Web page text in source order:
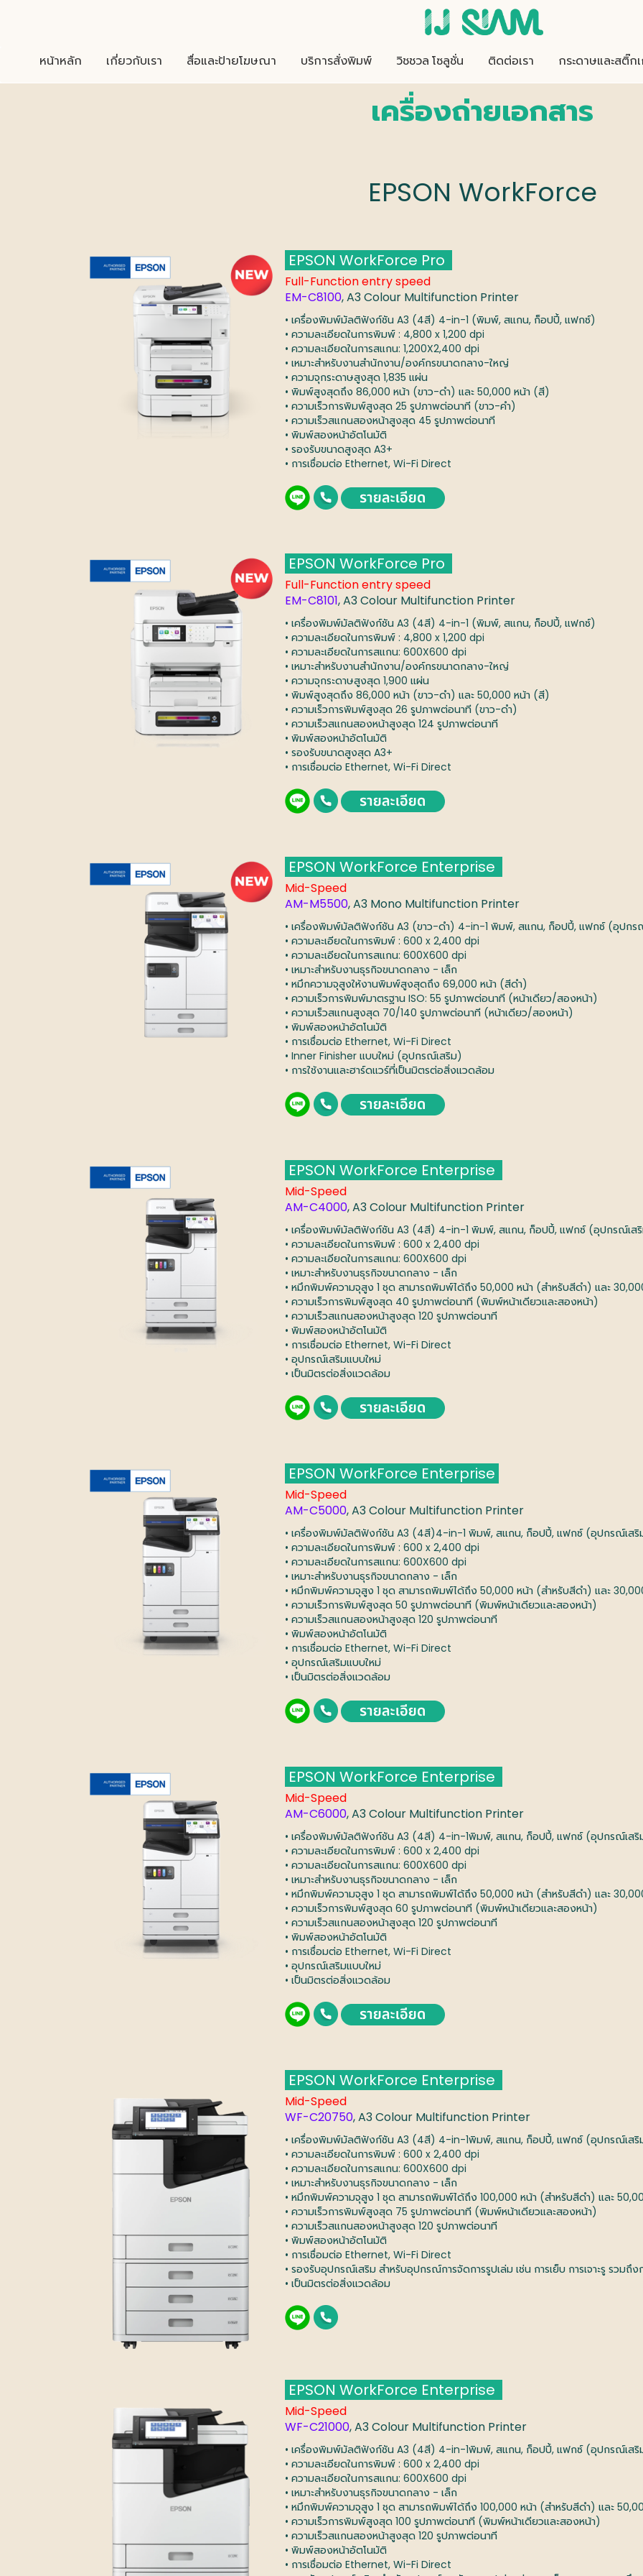
หน้าหลัก เกี่ยวกับเรา สื่อและป้ายโฆษณา บริการสั่งพิมพ์ วิชชวล โซลูชั่น ติดต่อเรา กระดาษและสติ๊ก
เครื่องถ่ายเอกสาร
EPSON WorkForce
EPSON WorkForce Pro
Full-Function entry speed
EM-C8100, A3 Colour Multifunction Printer
• เครื่องพิมพ์มัลติฟังก์ชัน A3 (4สี) 4-in-1 (พิมพ์, สแกน, ก็อปปี้, แฟกซ์)
• ความละเอียดในการพิมพ์ : 4,800 x 1,200 dpi
• ความละเอียดในการสแกน: 1,200X2,400 dpi
• เหมาะสำหรับงานสำนักงาน/องค์กรขนาดกลาง-ใหญ่
• ความจุกระดาษสูงสุด 1,835 แผ่น
• พิมพ์สูงสุดถึง 86,000 หน้า (ขาว-ดำ) และ 50,000 หน้า (สี)
• ความเร็วการพิมพ์สูงสุด 25 รูปภาพต่อนาที (ขาว-คำ)
• ความเร็วสแกนสองหน้าสูงสุด 45 รูปภาพต่อนาที
• พิมพ์สองหน้าอัตโนมัติ
• รองรับขนาดสูงสุด A3+
• การเชื่อมต่อ Ethernet, Wi-Fi Direct
EPSON WorkForce Pro
Full-Function entry speed
EM-C8101, A3 Colour Multifunction Printer
• เครื่องพิมพ์มัลติฟังก์ชัน A3 (4สี) 4-in-1 (พิมพ์, สแกน, ก็อปปี้, แฟกซ์)
• ความละเอียดในการพิมพ์ : 4,800 x 1,200 dpi
• ความละเอียดในการสแกน: 600X600 dpi
• เหมาะสำหรับงานสำนักงาน/องค์กรขนาดกลาง-ใหญ่
• ความจุกระดาษสูงสุด 1,900 แผ่น
• พิมพ์สูงสุดถึง 86,000 หน้า (ขาว-ดำ) และ 50,000 หน้า (สี)
• ความเร็วการพิมพ์สูงสุด 26 รูปภาพต่อนาที (ขาว-ดำ)
• ความเร็วสแกนสองหน้าสูงสุด 124 รูปภาพต่อนาที
• พิมพ์สองหน้าอัตโนมัติ
• รองรับขนาดสูงสุด A3+
• การเชื่อมต่อ Ethernet, Wi-Fi Direct
EPSON WorkForce Enterprise
Mid-Speed
AM-M5500, A3 Mono Multifunction Printer
• เครื่องพิมพ์มัลติฟังก์ชัน A3 (ขาว-ดำ) 4-in-1 พิมพ์, สแกน, ก็อปปี้, แฟกซ์ (อุปกร
• ความละเอียดในการพิมพ์ : 600 x 2,400 dpi
• ความละเอียดในการสแกน: 600X600 dpi
• เหมาะสำหรับงานธุรกิจขนาดกลาง - เล็ก
• หมึกความจุสูงให้งานพิมพ์สูงสุดถึง 69,000 หน้า (สีดำ)
• ความเร็วการพิมพ์มาตรฐาน ISO: 55 รูปภาพต่อนาที (หน้าเดียว/สองหน้า)
• ความเร็วสแกนสูงสุด 70/140 รูปภาพต่อนาที (หน้าเดียว/สองหน้า)
• พิมพ์สองหน้าอัตโนมัติ
• การเชื่อมต่อ Ethernet, Wi-Fi Direct
• Inner Finisher แบบใหม่ (อุปกรณ์เสริม)
• การใช้งานและฮาร์ดแวร์ที่เป็นมิตรต่อสิ่งแวดล้อม
EPSON WorkForce Enterprise
Mid-Speed
AM-C4000, A3 Colour Multifunction Printer
• เครื่องพิมพ์มัลติฟังก์ชัน A3 (4สี) 4-in-1 พิมพ์, สแกน, ก็อปปี้, แฟกซ์ (อุปกรณ์เส
• ความละเอียดในการพิมพ์ : 600 x 2,400 dpi
• ความละเอียดในการสแกน: 600X600 dpi
• เหมาะสำหรับงานธุรกิจขนาดกลาง - เล็ก
• หมึกพิมพ์ความจุสูง 1 ชุด สามารถพิมพ์ได้ถึง 50,000 หน้า (สำหรับสีดำ) และ
• ความเร็วการพิมพ์สูงสุด 40 รูปภาพต่อนาที (พิมพ์หน้าเดียวและสองหน้า)
• ความเร็วสแกนสองหน้าสูงสุด 120 รูปภาพต่อนาที
• พิมพ์สองหน้าอัตโนมัติ
• การเชื่อมต่อ Ethernet, Wi-Fi Direct
• อุปกรณ์เสริมแบบใหม่
• เป็นมิตรต่อสิ่งแวดล้อม
EPSON WorkForce Enterprise
Mid-Speed
AM-C5000, A3 Colour Multifunction Printer
• เครื่องพิมพ์มัลติฟังก์ชัน A3 (4สี)4-in-1 พิมพ์, สแกน, ก็อปปี้, แฟกซ์ (อุปกรณ์เสริ
• ความละเอียดในการพิมพ์ : 600 x 2,400 dpi
• ความละเอียดในการสแกน: 600X600 dpi
• เหมาะสำหรับงานธุรกิจขนาดกลาง - เล็ก
• หมึกพิมพ์ความจุสูง 1 ชุด สามารถพิมพ์ได้ถึง 50,000 หน้า (สำหรับสีดำ) และ
• ความเร็วการพิมพ์สูงสุด 50 รูปภาพต่อนาที (พิมพ์หน้าเดียวและสองหน้า)
• ความเร็วสแกนสองหน้าสูงสุด 120 รูปภาพต่อนาที
• พิมพ์สองหน้าอัตโนมัติ
• การเชื่อมต่อ Ethernet, Wi-Fi Direct
• อุปกรณ์เสริมแบบใหม่
• เป็นมิตรต่อสิ่งแวดล้อม
EPSON WorkForce Enterprise
Mid-Speed
AM-C6000, A3 Colour Multifunction Printer
• เครื่องพิมพ์มัลติฟังก์ชัน A3 (4สี) 4-in-1พิมพ์, สแกน, ก็อปปี้, แฟกซ์ (อุปกรณ์เสริ
• ความละเอียดในการพิมพ์ : 600 x 2,400 dpi
• ความละเอียดในการสแกน: 600X600 dpi
• เหมาะสำหรับงานธุรกิจขนาดกลาง - เล็ก
• หมึกพิมพ์ความจุสูง 1 ชุด สามารถพิมพ์ได้ถึง 50,000 หน้า (สำหรับสีดำ) และ
• ความเร็วการพิมพ์สูงสุด 60 รูปภาพต่อนาที (พิมพ์หน้าเดียวและสองหน้า)
• ความเร็วสแกนสองหน้าสูงสุด 120 รูปภาพต่อนาที
• พิมพ์สองหน้าอัตโนมัติ
• การเชื่อมต่อ Ethernet, Wi-Fi Direct
• อุปกรณ์เสริมแบบใหม่
• เป็นมิตรต่อสิ่งแวดล้อม
EPSON WorkForce Enterprise
Mid-Speed
WF-C20750, A3 Colour Multifunction Printer
• เครื่องพิมพ์มัลติฟังก์ชัน A3 (4สี) 4-in-1พิมพ์, สแกน, ก็อปปี้, แฟกซ์ (อุปกรณ์เสริ
• ความละเอียดในการพิมพ์ : 600 x 2,400 dpi
• ความละเอียดในการสแกน: 600X600 dpi
• เหมาะสำหรับงานธุรกิจขนาดกลาง - เล็ก
• หมึกพิมพ์ความจุสูง 1 ชุด สามารถพิมพ์ได้ถึง 100,000 หน้า (สำหรับสีดำ) และ
• ความเร็วการพิมพ์สูงสุด 75 รูปภาพต่อนาที (พิมพ์หน้าเดียวและสองหน้า)
• ความเร็วสแกนสองหน้าสูงสุด 120 รูปภาพต่อนาที
• พิมพ์สองหน้าอัตโนมัติ
• การเชื่อมต่อ Ethernet, Wi-Fi Direct
• รองรับอุปกรณ์เสริม สำหรับอุปกรณ์การจัดการรูปเล่ม เช่น การเย็บ การเจาะรู รวมถึ
• เป็นมิตรต่อสิ่งแวดล้อม
EPSON WorkForce Enterprise
Mid-Speed
WF-C21000, A3 Colour Multifunction Printer
• เครื่องพิมพ์มัลติฟังก์ชัน A3 (4สี) 4-in-1พิมพ์, สแกน, ก็อปปี้, แฟกซ์ (อุปกรณ์เสริ
• ความละเอียดในการพิมพ์ : 600 x 2,400 dpi
• ความละเอียดในการสแกน: 600X600 dpi
• เหมาะสำหรับงานธุรกิจขนาดกลาง - เล็ก
• หมึกพิมพ์ความจุสูง 1 ชุด สามารถพิมพ์ได้ถึง 100,000 หน้า (สำหรับสีดำ) และ
• ความเร็วการพิมพ์สูงสุด 100 รูปภาพต่อนาที (พิมพ์หน้าเดียวและสองหน้า)
• ความเร็วสแกนสองหน้าสูงสุด 120 รูปภาพต่อนาที
• พิมพ์สองหน้าอัตโนมัติ
• การเชื่อมต่อ Ethernet, Wi-Fi Direct